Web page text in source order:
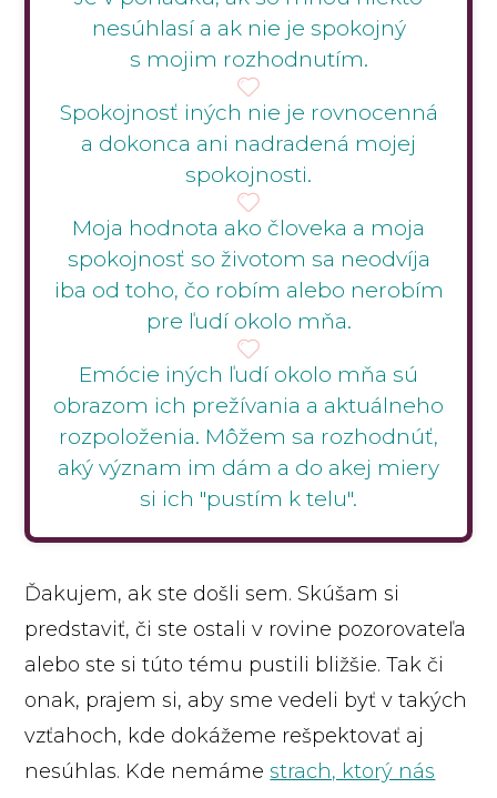
nesúhlasí a ak nie je spokojný
s mojim rozhodnutím.
Spokojnosť iných nie je rovnocenná
a dokonca ani nadradená mojej
spokojnosti.
Moja hodnota ako človeka a moja
spokojnosť so životom sa neodvíja
iba od toho, čo robím alebo nerobím
pre ľudí okolo mňa.
Emócie iných ľudí okolo mňa sú
obrazom ich prežívania a aktuálneho
rozpoloženia. Môžem sa rozhodnúť,
aký význam im dám a do akej miery
si ich "pustím k telu".
Ďakujem, ak ste došli sem. Skúšam si
predstaviť, či ste ostali v rovine pozorovateľa
alebo ste si túto tému pustili bližšie. Tak či
onak, prajem si, aby sme vedeli byť v takých
vzťahoch, kde dokážeme rešpektovať aj
nesúhlas. Kde nemámestrach, ktorý nás